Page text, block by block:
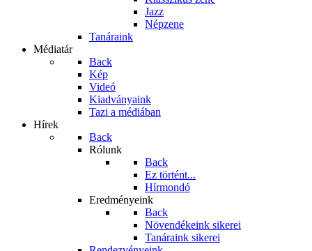
Jazz
Népzene
Tanáraink
Médiatár
Back
Kép
Videó
Kiadványaink
Tazi a médiában
Hírek
Back
Rólunk
Back
Ez történt...
Hírmondó
Eredményeink
Back
Növendékeink sikerei
Tanáraink sikerei